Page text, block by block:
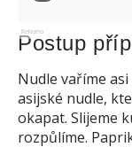
Reklama
Postup
Nudle vaříme
asijské nudle,
okapat. Slijeme
rozpůlíme.